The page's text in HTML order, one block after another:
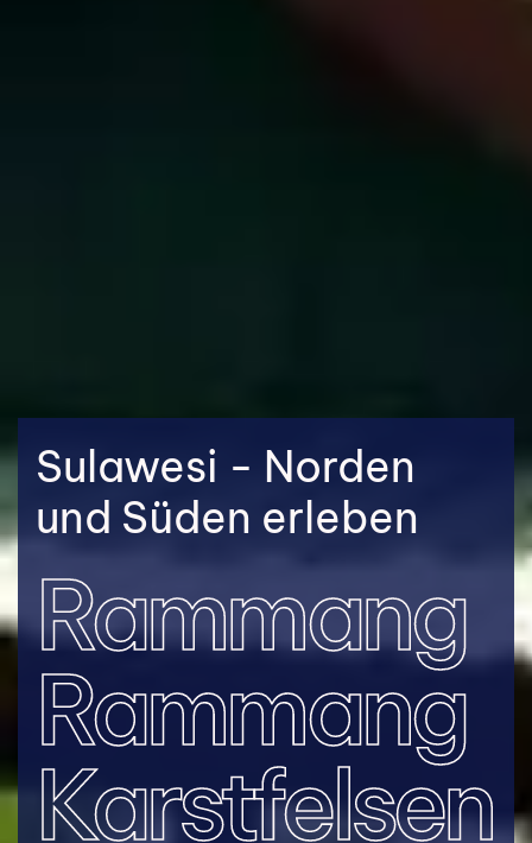
Sulawesi - Norden
und Süden erleben
Rammang
Rammang
Karstfelsen